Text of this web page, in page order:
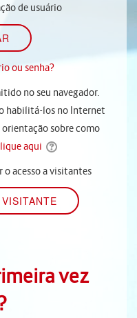
de usuário
ou senha?
no seu navegador.
habilitá-los no Internet
sobre como
aqui
acesso a visitantes
vez